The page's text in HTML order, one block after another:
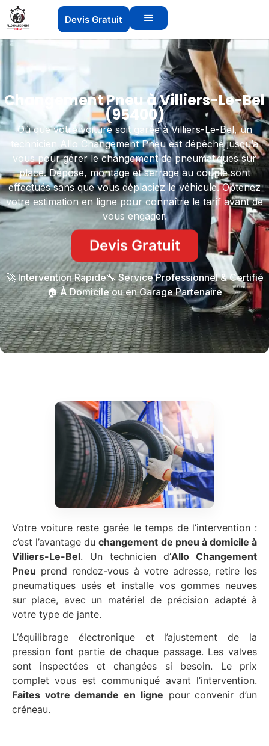
Devis Gratuit
Changement Pneu à Villiers-Le-Bel
(95400)
Où que votre voiture soit garée à Villiers-Le-Bel, un
technicien Allo Changement Pneu est dépêché jusqu’à
vous pour gérer le changement de pneumatiques sur
place. Dépose, montage et serrage au couple sont
effectués sans que vous déplaciez le véhicule. Obtenez
votre estimation en ligne pour connaître le tarif avant de
vous engager.
Devis Gratuit
🚀 Intervention Rapide🔧 Service Professionnel & Certifié
🏠 À Domicile ou en Garage Partenaire
Votre voiture reste garée le temps de l’intervention :
c’est l’avantage duchangement de pneu à domicile à
Villiers-Le-Bel. Un technicien d’Allo Changement
Pneu prend rendez-vous à votre adresse, retire les
pneumatiques usés et installe vos gommes neuves
sur place, avec un matériel de précision adapté à
votre type de jante.
L’équilibrage électronique et l’ajustement de la
pression font partie de chaque passage. Les valves
sont inspectées et changées si besoin. Le prix
complet vous est communiqué avant l’intervention.
Faites votre demande en ligne pour convenir d’un
créneau.